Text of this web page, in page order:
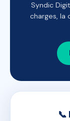
Syndic
charges, la
📞